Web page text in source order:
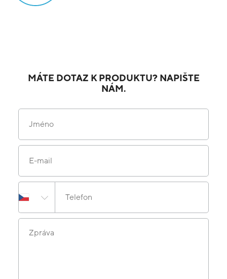
MÁTE DOTAZ K PRODUKTU? NAPIŠTE
NÁM.
Jméno
E-mail
Telefon
Zpráva